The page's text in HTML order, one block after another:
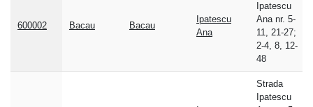
600002 Bacau Bacau
Ipatescu
Ana
Ipatescu
Ana nr. 5-
11, 21-27;
2-4, 8, 12-
48
Strada
Ipatescu